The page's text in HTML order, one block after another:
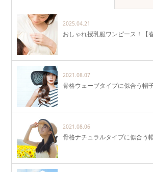
2025.04.21
おしゃれ授乳服ワンピース！【
2021.08.07
骨格ウェーブタイプに似合う帽
2021.08.06
骨格ナチュラルタイプに似合う